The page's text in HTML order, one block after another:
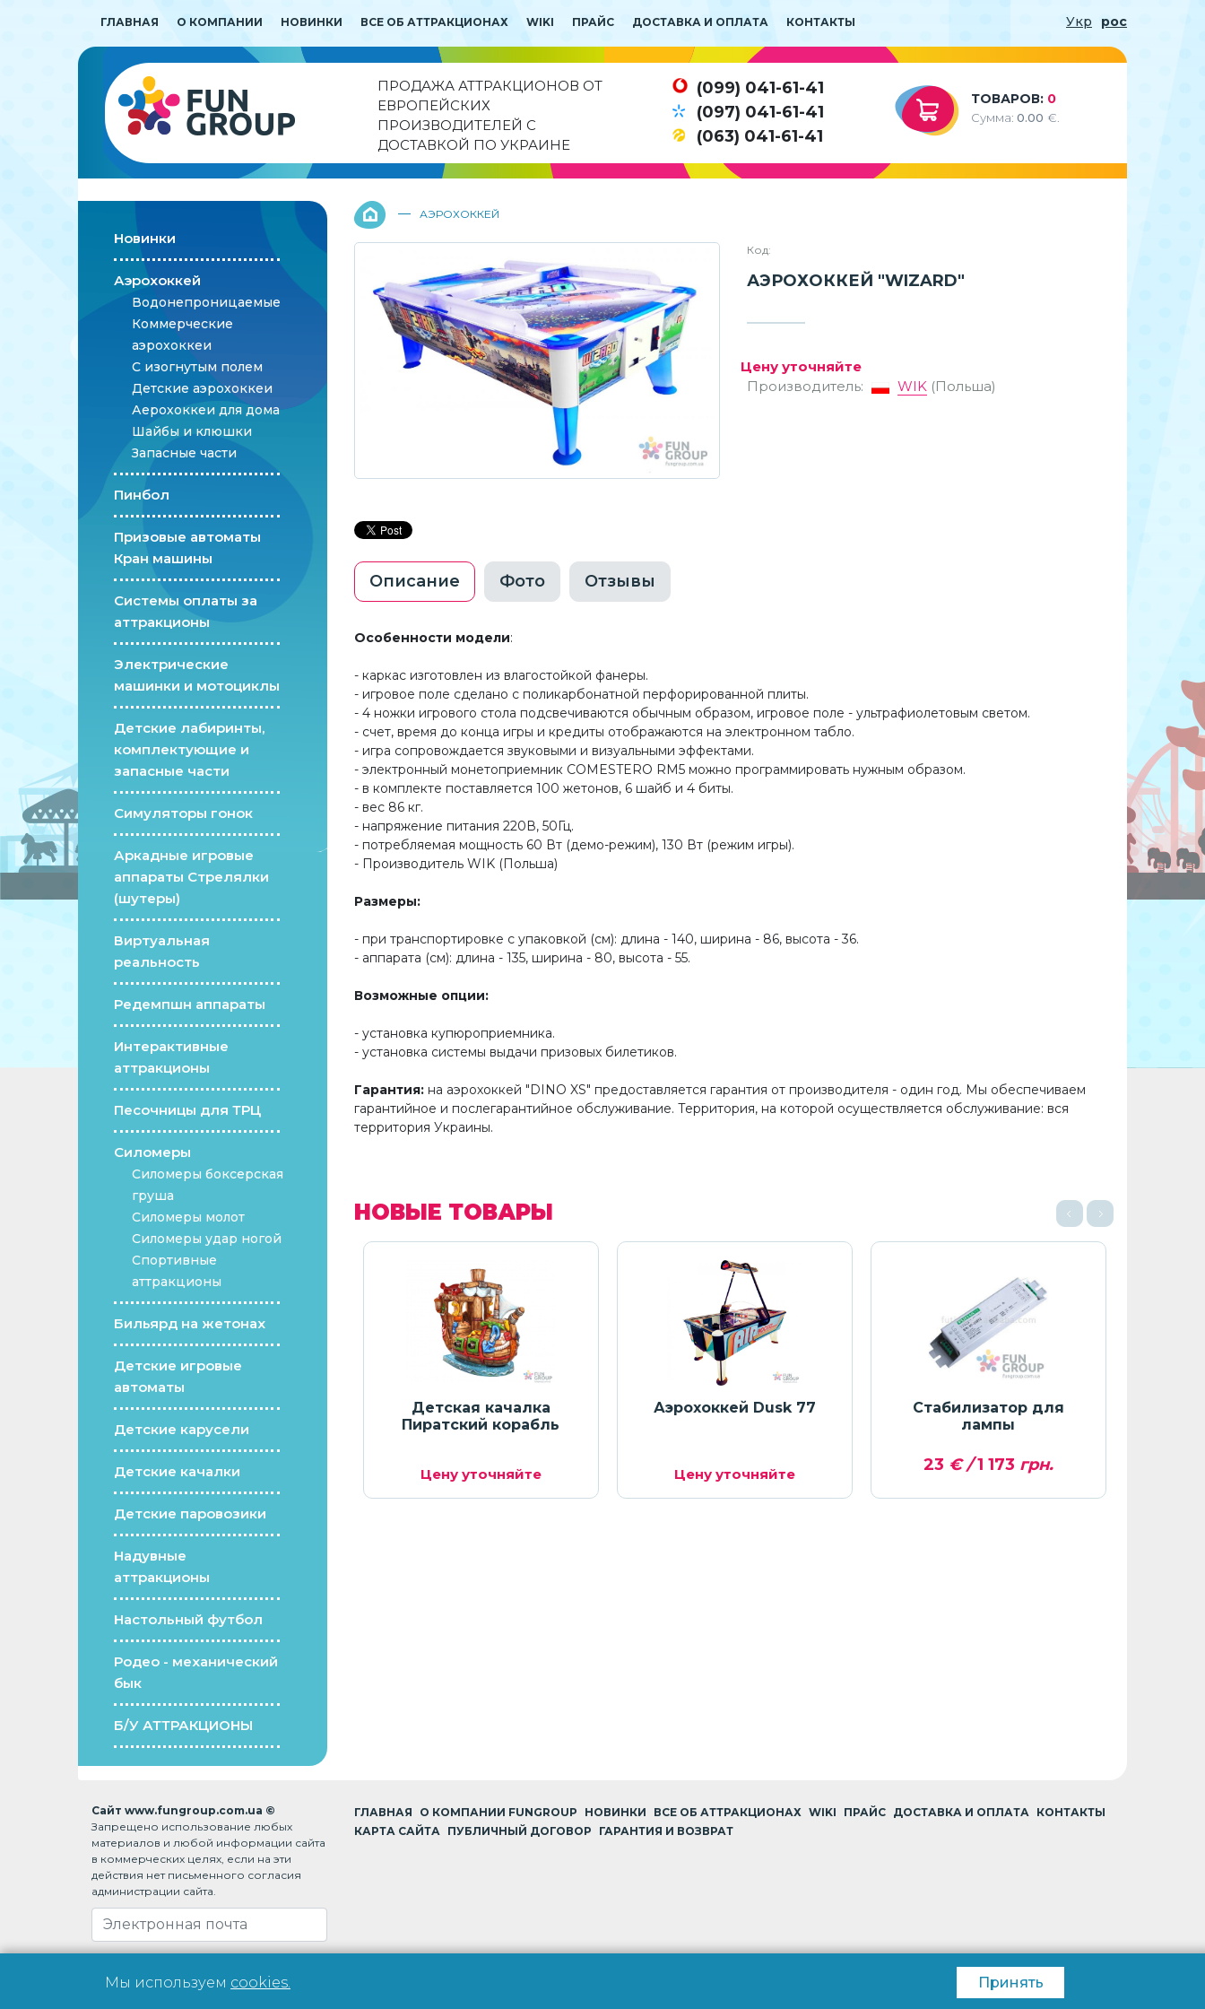
ГЛАВНАЯ О КОМПАНИИ НОВИНКИ ВСЕ ОБ АТТРАКЦИОНАХ WIKI ПРАЙС ДОСТАВКА И ОПЛАТА КОНТАКТЫ Укр рос
ПРОДАЖА АТТРАКЦИОНОВ ОТ
ЕВРОПЕЙСКИХ
ПРОИЗВОДИТЕЛЕЙ С
ДОСТАВКОЙ ПО УКРАИНЕ
(099) 041-61-41
(097) 041-61-41
(063) 041-61-41
ТОВАРОВ: 0
Сумма:0.00 €.
Новинки
Аэрохоккей
Водонепроницаемые
Коммерческие
аэрохоккеи
С изогнутым полем
Детские аэрохоккеи
Аерохоккеи для дома
Шайбы и клюшки
Запасные части
Пинбол
Призовые автоматы
Кран машины
Системы оплаты за
аттракционы
Электрические
машинки и мотоциклы
Детские лабиринты,
комплектующие и
запасные части
Симуляторы гонок
Аркадные игровые
аппараты Стрелялки
(шутеры)
Виртуальная
реальность
Редемпшн аппараты
Интерактивные
аттракционы
Песочницы для ТРЦ
Силомеры
Силомеры боксерская
груша
Силомеры молот
Силомеры удар ногой
Спортивные
аттракционы
Бильярд на жетонах
Детские игровые
автоматы
Детские карусели
Детские качалки
Детские паровозики
Надувные
аттракционы
Настольный футбол
Родео - механический
бык
Б/У АТТРАКЦИОНЫ
— АЭРОХОККЕЙ
Код:
АЭРОХОККЕЙ "WIZARD"
Цену уточняйте
Производитель:
WIK (Польша)
Описание Фото Отзывы
Особенности модели:
- каркас изготовлен из влагостойкой фанеры.
- игровое поле сделано с поликарбонатной перфорированной плиты.
- 4 ножки игрового стола подсвечиваются обычным образом, игровое поле - ультрафиолетовым светом.
- счет, время до конца игры и кредиты отображаются на электронном табло.
- игра сопровождается звуковыми и визуальными эффектами.
- электронный монетоприемник COMESTERO RM5 можно программировать нужным образом.
- в комплекте поставляется 100 жетонов, 6 шайб и 4 биты.
- вес 86 кг.
- напряжение питания 220В, 50Гц.
- потребляемая мощность 60 Вт (демо-режим), 130 Вт (режим игры).
- Производитель WIK (Польша)
Размеры:
- при транспортировке с упаковкой (см): длина - 140, ширина - 86, высота - 36.
- аппарата (см): длина - 135, ширина - 80, высота - 55.
Возможные опции:
- установка купюроприемника.
- установка системы выдачи призовых билетиков.
Гарантия: на аэрохоккей "DINO XS" предоставляется гарантия от производителя - один год. Мы обеспечиваем
гарантийное и послегарантийное обслуживание. Территория, на которой осуществляется обслуживание: вся
территория Украины.
НОВЫЕ ТОВАРЫ
пусковая шайб
130 € / 6 630
Детская качалка
Пиратский корабль
Цену уточняйте
Аэрохоккей Dusk 77
Цену уточняйте
Стабилизатор для
лампы
23 € /1 173 грн.
Сайт www.fungroup.com.ua ©
Запрещено использование любых
материалов и любой информации сайта
в коммерческих целях, если на эти
действия нет письменного согласия
администрации сайта.
ГЛАВНАЯ О КОМПАНИИ FUNGROUP НОВИНКИ ВСЕ ОБ АТТРАКЦИОНАХ WIKI ПРАЙС ДОСТАВКА И ОПЛАТА
КОНТАКТЫ
КАРТА САЙТА
ПУБЛИЧНЫЙ ДОГОВОР ГАРАНТИЯ И ВОЗВРАТ
Подписаться на рассылку
Мы используем cookies. Принять